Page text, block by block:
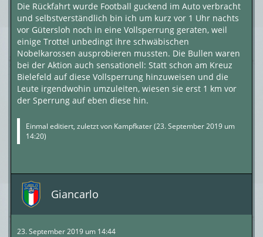
Die Rückfahrt wurde Football guckend im Auto verbracht
und selbstverständlich bin ich um kurz vor 1 Uhr nachts
vor Gütersloh noch in eine Vollsperrung geraten, weil
einige Trottel unbedingt ihre schwäbischen
Nobelkarossen ausprobieren mussten. Die Bullen waren
bei der Aktion auch sensationell: Statt schon am Kreuz
Bielefeld auf diese Vollsperrung hinzuweisen und die
Leute irgendwohin umzuleiten, wiesen sie erst 1 km vor
der Sperrung auf eben diese hin.
Einmal editiert, zuletzt von Kampfkater(23. September 2019 um
14:20)
Giancarlo
23. September 2019 um 14:44